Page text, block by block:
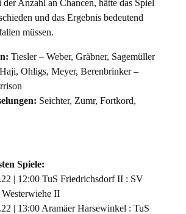
der Anzahl an Chancen, hätte das Spiel
und das Ergebnis bedeutend
müssen.
Tiesler – Weber, Gräbner, Sagemüller
Ohligs, Meyer, Berenbrinker –
Seichter, Zumr, Fortkord,
Spiele:
| 12:00 TuS Friedrichsdorf II : SV
II
| 13:00 Aramäer Harsewinkel : TuS